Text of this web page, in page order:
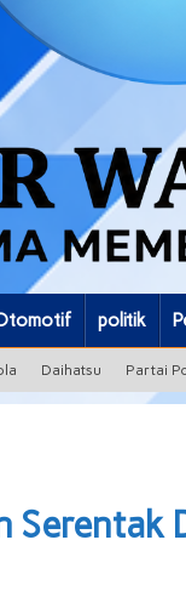
politik
Daihatsu Partai
Serentak